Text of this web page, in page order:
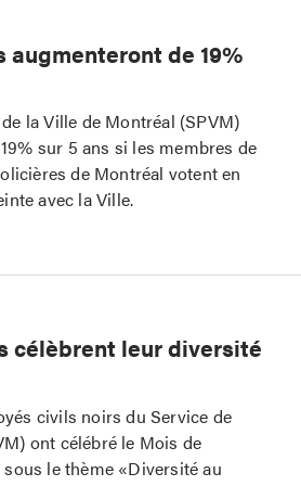
de 19%
la Ville de Montréal (SPVM)
sur 5 ans si les membres de
de Montréal votent en
avec la Ville.
célèbrent leur diversité
civils noirs du Service de
ont célébré le Mois de
le thème «Diversité au